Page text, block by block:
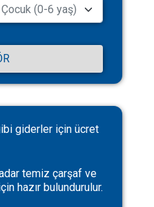
giderler için ücret
temiz çarşaf ve
hazır bulundurulur.